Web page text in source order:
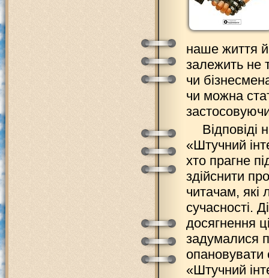
наше життя й
залежить не
чи
чи можна
Відповіді
«Штучний
хто прагне
здійснити
читачам, які
сучасності.
досягнення
задумалися
опановувати
«Штучний